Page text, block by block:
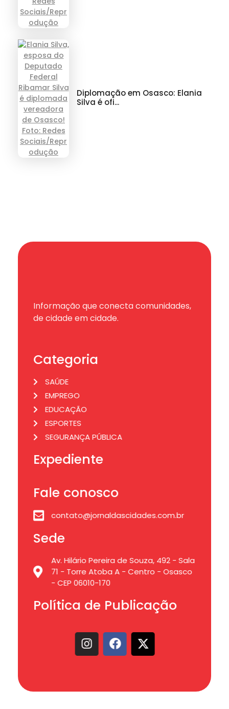
Diplomação em Osasco: Elania
Silva é ofi...
Informação que conecta comunidades,
de cidade em cidade.
Categoria
SAÚDE
EMPREGO
EDUCAÇÃO
ESPORTES
SEGURANÇA PÚBLICA
Expediente
Fale conosco
contato@jornaldascidades.com.br
Sede
Av. Hilário Pereira de Souza, 492 - Sala
71 - Torre Atoba A - Centro - Osasco
- CEP 06010-170
Política de Publicação